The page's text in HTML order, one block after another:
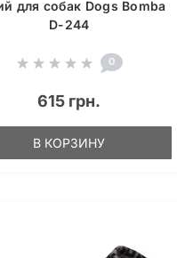
для собак Dogs Bomba
D-244
0
615 грн.
В КОРЗИНУ